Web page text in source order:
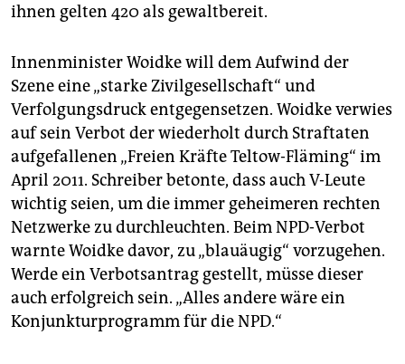
ihnen gelten 420 als gewaltbereit.
Innenminister Woidke will dem Aufwind der
Szene eine „starke Zivilgesellschaft“ und
Verfolgungsdruck entgegensetzen. Woidke verwies
auf sein Verbot der wiederholt durch Straftaten
aufgefallenen „Freien Kräfte Teltow-Fläming“ im
April 2011. Schreiber betonte, dass auch V-Leute
wichtig seien, um die immer geheimeren rechten
Netzwerke zu durchleuchten. Beim NPD-Verbot
warnte Woidke davor, zu „blauäugig“ vorzugehen.
Werde ein Verbotsantrag gestellt, müsse dieser
auch erfolgreich sein. „Alles andere wäre ein
Konjunkturprogramm für die NPD.“